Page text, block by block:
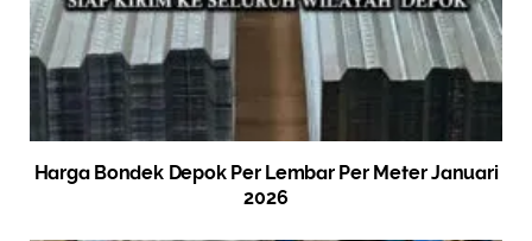
Harga Bondek Depok Per Lembar Per Meter Januari
2026